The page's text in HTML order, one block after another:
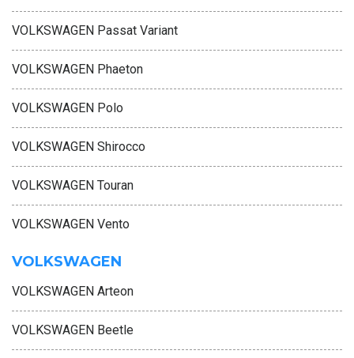
VOLKSWAGEN Passat Variant
VOLKSWAGEN Phaeton
VOLKSWAGEN Polo
VOLKSWAGEN Shirocco
VOLKSWAGEN Touran
VOLKSWAGEN Vento
VOLKSWAGEN
VOLKSWAGEN Arteon
VOLKSWAGEN Beetle